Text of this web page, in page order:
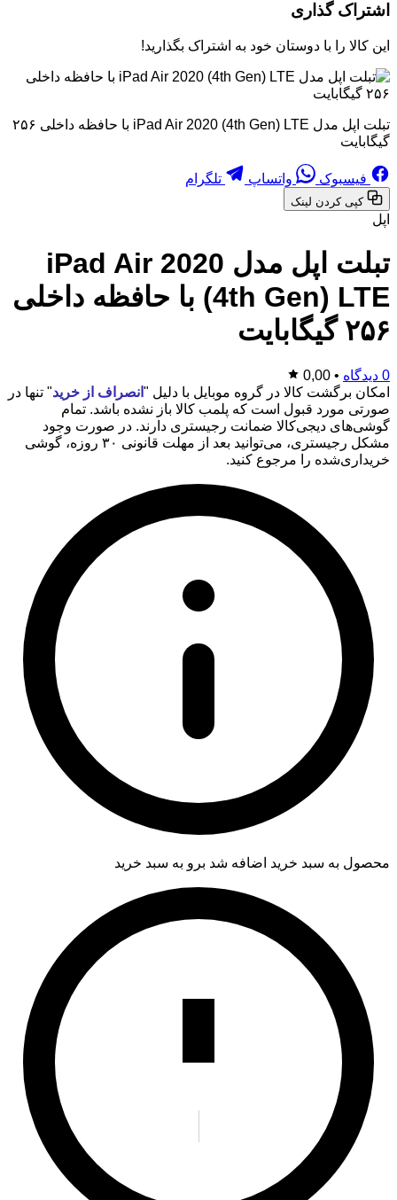
اشتراک گذاری
این کالا را با دوستان خود به اشتراک بگذارید!
تبلت اپل مدل iPad Air 2020 (4th Gen) LTE با حافظه داخلی ۲۵۶
گیگابایت
فیسبوک واتساپ تلگرام
کپی کردن لینک
اپل
تبلت اپل مدل iPad Air 2020
(4th Gen) LTE با حافظه داخلی
۲۵۶ گیگابایت
0 دیدگاه •
0,00
امکان برگشت کالا در گروه موبایل با دلیل " انصراف از خرید" تنها در
صورتی مورد قبول است که پلمب کالا باز نشده باشد. تمام
گوشی‌های دیجی‌کالا ضمانت رجیستری دارند. در صورت وجود
مشکل رجیستری، می‌توانید بعد از مهلت قانونی ۳۰ روزه، گوشی
خریداری‌شده را مرجوع کنید.
محصول به سبد خرید اضافه شد برو به سبد خرید